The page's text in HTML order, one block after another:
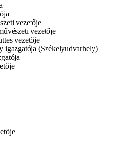
vezetője
vezetője
vezetője
igazgatója (Székelyudvarhely)